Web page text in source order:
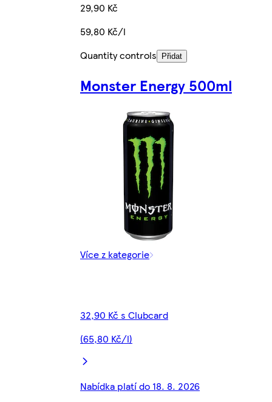
29,90 Kč
59,80 Kč/l
Quantity controls
Přidat
Monster Energy 500ml
Více z kategorie
32,90 Kč s Clubcard
(65,80 Kč/l)
Nabídka platí do 18. 8. 2026